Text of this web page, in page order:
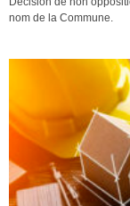
nom de la Commune.